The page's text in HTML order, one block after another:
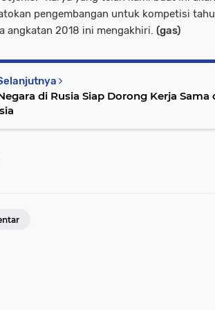
pengembangan untuk kompetisi
angkatan 2018 ini mengakhiri. (gas)
di Rusia Siap Dorong Kerja Sama